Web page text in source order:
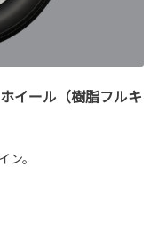
イール（樹脂フルキ
。